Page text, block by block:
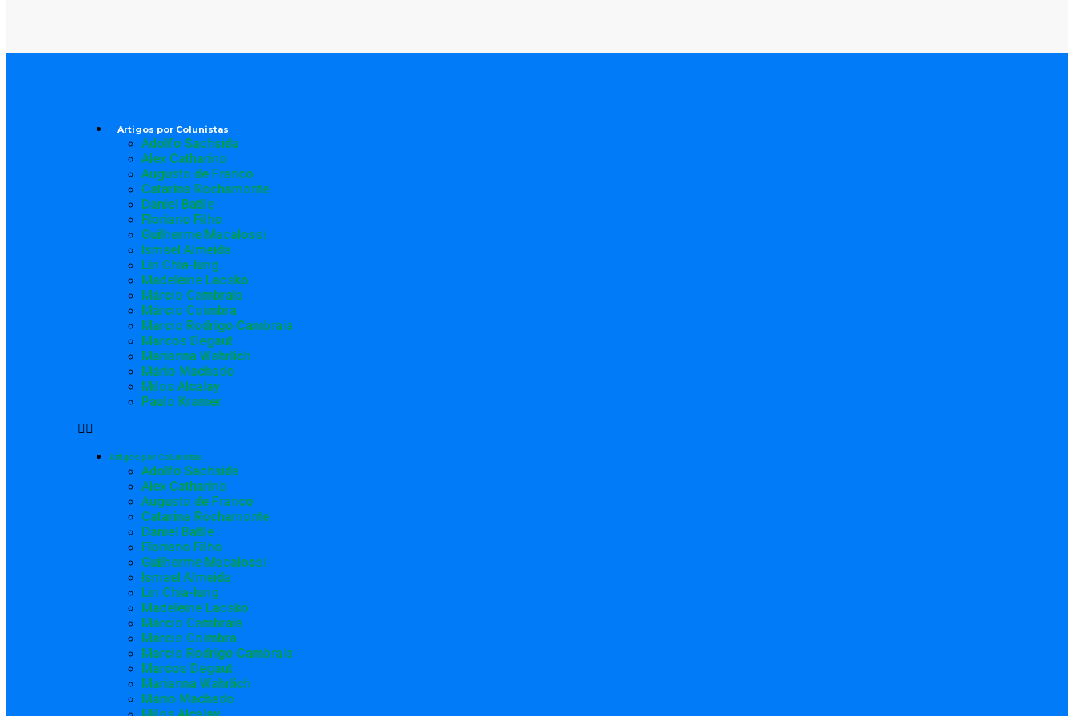
Artigos por Colunistas
Adolfo Sachsida
Alex Catharino
Augusto de Franco
Catarina Rochamonte
Daniel Batlle
Floriano Filho
Guilherme Macalossi
Ismael Almeida
Lin Chia-lung
Madeleine Lacsko
Márcio Cambraia
Márcio Coimbra
Marcio Rodrigo Cambraia
Marcos Degaut
Marianna Wahrlich
Mário Machado
Milos Alcalay
Paulo Kramer
Artigos por Colunistas
Adolfo Sachsida
Alex Catharino
Augusto de Franco
Catarina Rochamonte
Daniel Batlle
Floriano Filho
Guilherme Macalossi
Ismael Almeida
Lin Chia-lung
Madeleine Lacsko
Márcio Cambraia
Márcio Coimbra
Marcio Rodrigo Cambraia
Marcos Degaut
Marianna Wahrlich
Mário Machado